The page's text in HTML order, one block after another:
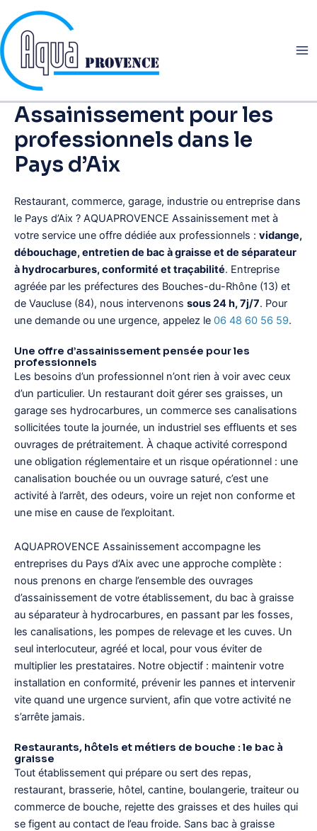
au
contenu
Assainissement pour les
professionnels dans le
Pays d’Aix
Restaurant, commerce, garage, industrie ou entreprise dans
le Pays d’Aix ? AQUAPROVENCE Assainissement met à
votre service une offre dédiée aux professionnels : vidange,
débouchage, entretien de bac à graisse et de séparateur
à hydrocarbures, conformité et traçabilité. Entreprise
agréée par les préfectures des Bouches-du-Rhône (13) et
de Vaucluse (84), nous intervenons sous 24 h, 7j/7. Pour
une demande ou une urgence, appelez le 06 48 60 56 59.
Une offre d’assainissement pensée pour les
professionnels
Les besoins d’un professionnel n’ont rien à voir avec ceux
d’un particulier. Un restaurant doit gérer ses graisses, un
garage ses hydrocarbures, un commerce ses canalisations
sollicitées toute la journée, un industriel ses effluents et ses
ouvrages de prétraitement. À chaque activité correspond
une obligation réglementaire et un risque opérationnel : une
canalisation bouchée ou un ouvrage saturé, c’est une
activité à l’arrêt, des odeurs, voire un rejet non conforme et
une mise en cause de l’exploitant.
AQUAPROVENCE Assainissement accompagne les
entreprises du Pays d’Aix avec une approche complète :
nous prenons en charge l’ensemble des ouvrages
d’assainissement de votre établissement, du bac à graisse
au séparateur à hydrocarbures, en passant par les fosses,
les canalisations, les pompes de relevage et les cuves. Un
seul interlocuteur, agréé et local, pour vous éviter de
multiplier les prestataires. Notre objectif : maintenir votre
installation en conformité, prévenir les pannes et intervenir
vite quand une urgence survient, afin que votre activité ne
s’arrête jamais.
Restaurants, hôtels et métiers de bouche : le bac à
graisse
Tout établissement qui prépare ou sert des repas,
restaurant, brasserie, hôtel, cantine, boulangerie, traiteur ou
commerce de bouche, rejette des graisses et des huiles qui
se figent au contact de l’eau froide. Sans bac à graisse